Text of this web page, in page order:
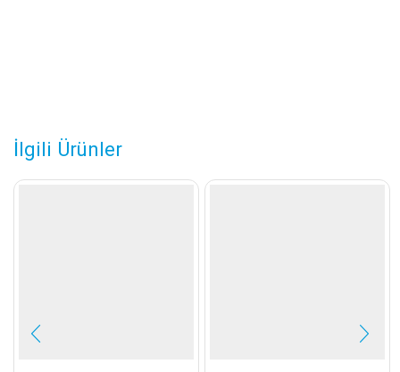
İlgili Ürünler